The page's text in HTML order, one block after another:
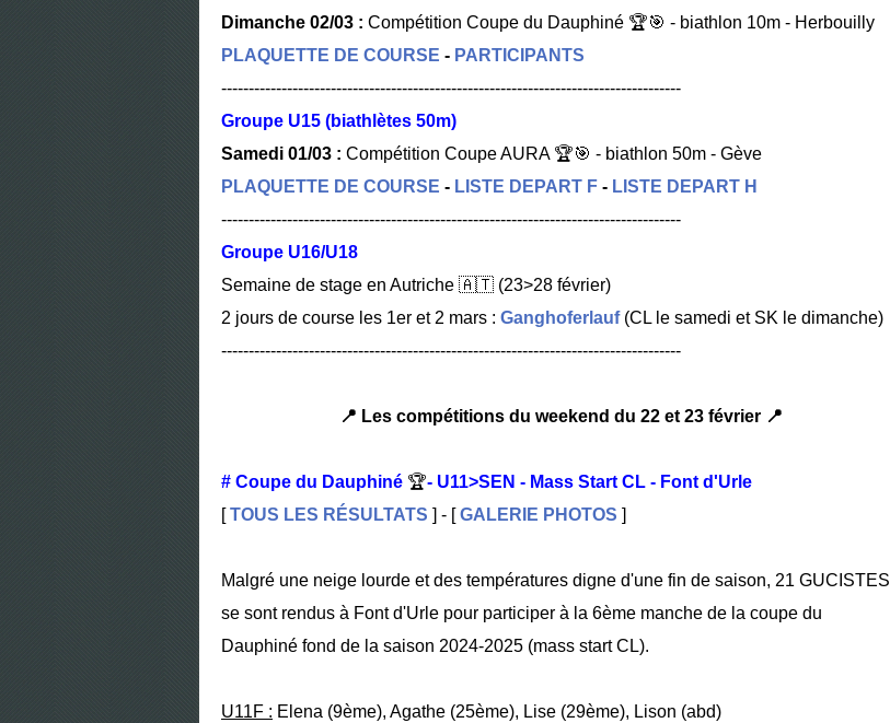
Dimanche 02/03 : Compétition Coupe du Dauphiné 🏆🎯 - biathlon 10m - Herbouilly
PLAQUETTE DE COURSE - PARTICIPANTS
------------------------------------------------------------------------------------
Groupe U15 (biathlètes 50m)
Samedi 01/03 : Compétition Coupe AURA 🏆🎯 - biathlon 50m - Gève
PLAQUETTE DE COURSE - LISTE DEPART F - LISTE DEPART H
------------------------------------------------------------------------------------
Groupe U16/U18
Semaine de stage en Autriche 🇦🇹 (23>28 février)
2 jours de course les 1er et 2 mars : Ganghoferlauf(CL le samedi et SK le dimanche)
------------------------------------------------------------------------------------
📍 Les compétitions du weekend du 22 et 23 février 📍
# Coupe du Dauphiné 🏆- U11>SEN - Mass Start CL - Font d'Urle
[TOUS LES RÉSULTATS ] - [GALERIE PHOTOS ]
Malgré une neige lourde et des températures digne d'une fin de saison, 21 GUCISTES
se sont rendus à Font d'Urle pour participer à la 6ème manche de la coupe du
Dauphiné fond de la saison 2024-2025 (mass start CL).
U11F : Elena (9ème), Agathe (25ème), Lise (29ème), Lison (abd)